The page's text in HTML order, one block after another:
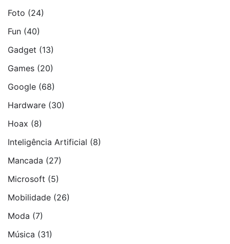
Foto (24)
Fun (40)
Gadget (13)
Games (20)
Google (68)
Hardware (30)
Hoax (8)
Inteligência Artificial (8)
Mancada (27)
Microsoft (5)
Mobilidade (26)
Moda (7)
Música (31)